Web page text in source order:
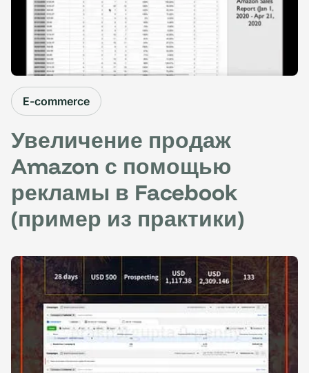
E-commerce
Увеличение продаж
Amazon с помощью
рекламы в Facebook
(пример из практики)